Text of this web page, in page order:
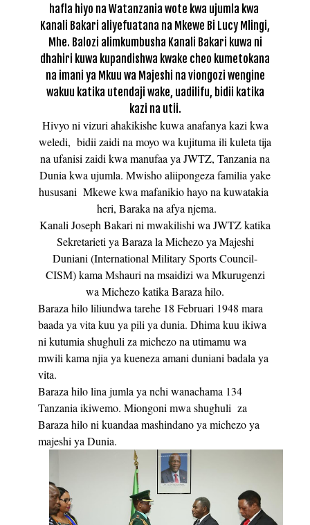
hafla hiyo na Watanzania wote kwa ujumla kwa
Kanali Bakari aliyefuatana na Mkewe Bi Lucy Mlingi,
Mhe. Balozi alimkumbusha Kanali Bakari kuwa ni
dhahiri kuwa kupandishwa kwake cheo kumetokana
na imani ya Mkuu wa Majeshi na viongozi wengine
wakuu katika utendaji wake, uadilifu, bidii katika
kazi na utii.
Hivyo ni vizuri ahakikishe kuwa anafanya kazi kwa
weledi, bidii zaidi na moyo wa kujituma ili kuleta tija
na ufanisi zaidi kwa manufaa ya JWTZ, Tanzania na
Dunia kwa ujumla. Mwisho aliipongeza familia yake
hususani Mkewe kwa mafanikio hayo na kuwatakia
heri, Baraka na afya njema.
Kanali Joseph Bakari ni mwakilishi wa JWTZ katika
Sekretarieti ya Baraza la Michezo ya Majeshi
Duniani (International Military Sports Council-
CISM) kama Mshauri na msaidizi wa Mkurugenzi
wa Michezo katika Baraza hilo.
Baraza hilo liliundwa tarehe 18 Februari 1948 mara
baada ya vita kuu ya pili ya dunia. Dhima kuu ikiwa
ni kutumia shughuli za michezo na utimamu wa
mwili kama njia ya kueneza amani duniani badala ya
vita.
Baraza hilo lina jumla ya nchi wanachama 134
Tanzania ikiwemo. Miongoni mwa shughuli za
Baraza hilo ni kuandaa mashindano ya michezo ya
majeshi ya Dunia.